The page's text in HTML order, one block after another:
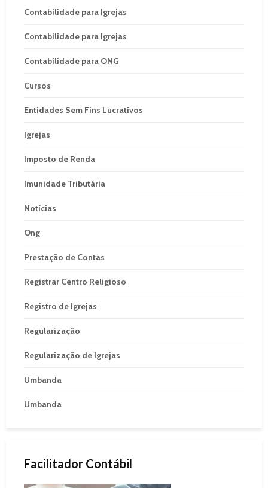
Contabilidade para Igrejas
Contabilidade para Igrejas
Contabilidade para ONG
Cursos
Entidades Sem Fins Lucrativos
Igrejas
Imposto de Renda
Imunidade Tributária
Notícias
Ong
Prestação de Contas
Registrar Centro Religioso
Registro de Igrejas
Regularização
Regularização de Igrejas
Umbanda
Umbanda
Facilitador Contábil